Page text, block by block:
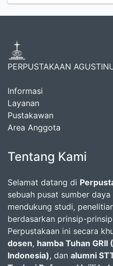
PERPUSTAKAAN
Informasi
Layanan
Pustakawan
Area Anggota
Tentang Kami
Selamat datang di
sebuah pusat sumber
mendukung studi,
berdasarkan prinsip-
Perpustakaan ini secara
dosen, hamba Tuhan
Indonesia), dan alumni